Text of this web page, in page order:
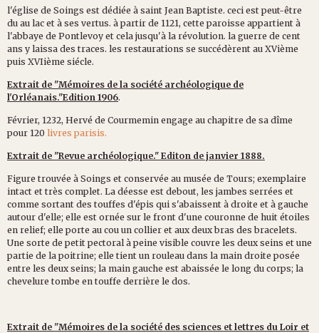
l'église de Soings est dédiée à saint Jean Baptiste. ceci est peut-être
du au lac et à ses vertus. à partir de 1121, cette paroisse appartient à
l'abbaye de Pontlevoy et cela jusqu'à la révolution. la guerre de cent
ans y laissa des traces. les restaurations se succédèrent au XVième
puis XVIième siécle.
Extrait de "Mémoires de la société archéologique de
l'Orléanais."Edition 1906.
Février, 1232, Hervé de Courmemin engage au chapitre de sa dîme
pour 120 livres parisis.
Extrait de "Revue archéologique." Editon de janvier 1888.
Figure trouvée à Soings et conservée au musée de Tours; exemplaire
intact et très complet. La déesse est debout, les jambes serrées et
comme sortant des touffes d'épis qui s'abaissent à droite et à gauche
autour d'elle; elle est ornée sur le front d'une couronne de huit étoiles
en relief; elle porte au cou un collier et aux deux bras des bracelets.
Une sorte de petit pectoral à peine visible couvre les deux seins et une
partie de la poitrine; elle tient un rouleau dans la main droite posée
entre les deux seins; la main gauche est abaissée le long du corps; la
chevelure tombe en touffe derrière le dos.
Extrait de "Mémoires de la société des sciences et lettres du Loir et